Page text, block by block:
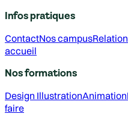
Infos pratiques
ContactNos campus
accueil
Nos formations
Design IllustrationAnimation
faire